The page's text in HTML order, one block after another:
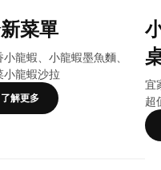
菜單
小龍蝦、小龍蝦墨魚麵、
小龍蝦沙拉
了解更多
宜
超